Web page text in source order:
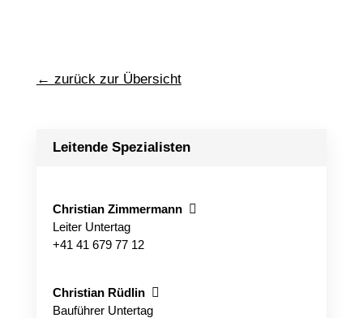
← zurück zur Übersicht
Leitende Spezialisten
Christian Zimmermann 
Leiter Untertag
+41 41 679 77 12
Christian Rüdlin 
Bauführer Untertag